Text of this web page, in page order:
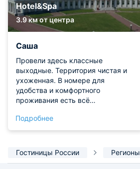
Hotel&Spa
3.9 км от центра
Саша
Провели здесь классные
выходные. Территория чистая и
ухоженная. В номере для
удобства и комфортного
проживания есть всё
недостатков во время отдыха мы
здесь не заметили!
Подробнее
Гостиницы России Регионы